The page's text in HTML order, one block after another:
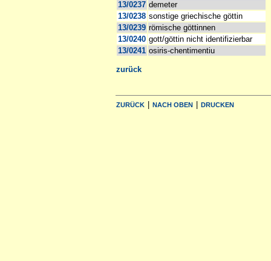
13/0237 demeter
13/0238 sonstige griechische göttin
13/0239 römische göttinnen
13/0240 gott/göttin nicht identifizierbar
13/0241 osiris-chentimentiu
zurück
ZURÜCK | NACH OBEN | DRUCKEN